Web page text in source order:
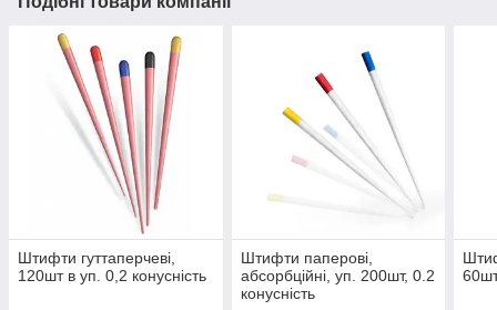
Штифти гуттаперчеві,
120шт в уп. 0,2 конусність
Штифти паперові,
абсорбційні, уп. 200шт, 0.2
конусність